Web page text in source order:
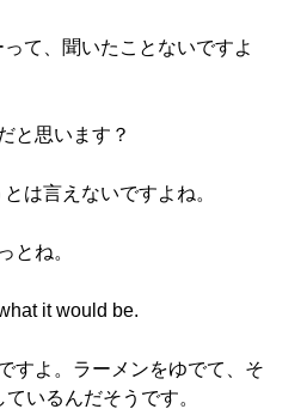
て、聞いたことないですよ
と思います？
は言えないですよね。
とね。
it would be.
すよ。ラーメンをゆでて、そ
いるんだそうです。